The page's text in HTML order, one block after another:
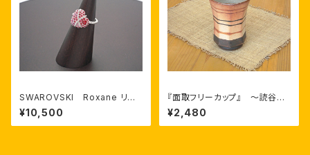
SWAROVSKI Roxane リン
グ
¥10,500
『面取フリーカップ』 ～読谷山
焼・北窯～ 與那原工房 與那
原正守 作
¥2,480